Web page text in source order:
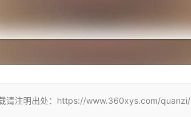
请注明出处：https://www.360xys.com/